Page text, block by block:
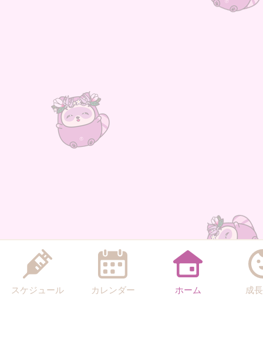
スケジュール カレンダー ホーム 成